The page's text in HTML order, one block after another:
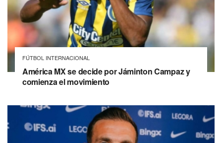
FÚTBOL INTERNACIONAL
América MX se decide por Jáminton Campaz y
comienza el movimiento